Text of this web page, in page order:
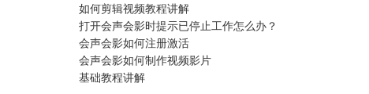
如何剪辑视频教程讲解
打开会声会影时提示已停止工作怎么办？
会声会影如何注册激活
会声会影如何制作视频影片
基础教程讲解